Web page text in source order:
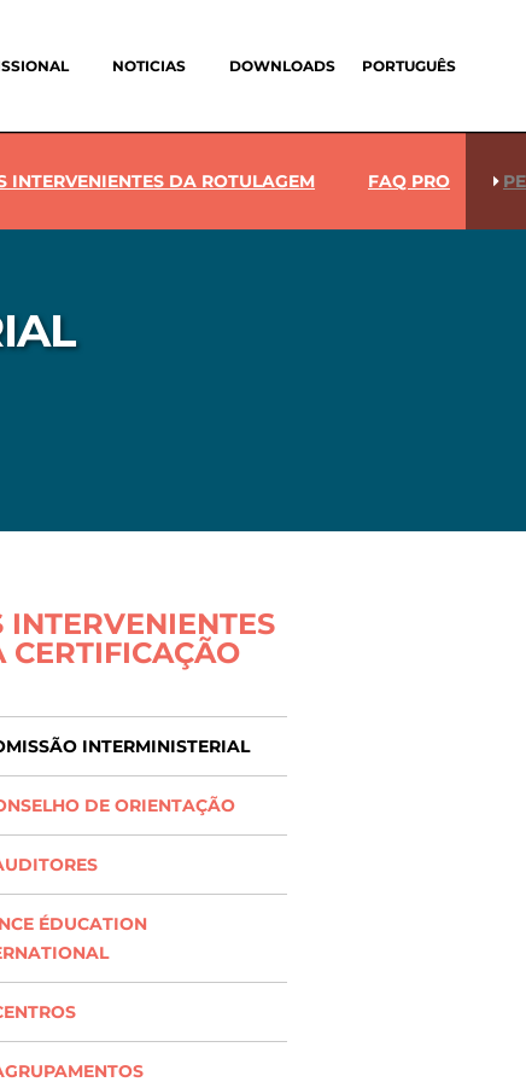
NOTICIAS DOWNLOADS PORTUGUÊS
INTERVENIENTES DA ROTULAGEM FAQ PRO
INTERVENIENTES
CERTIFICAÇÃO
INTERMINISTERIAL
DE ORIENTAÇÃO
ÉDUCATION